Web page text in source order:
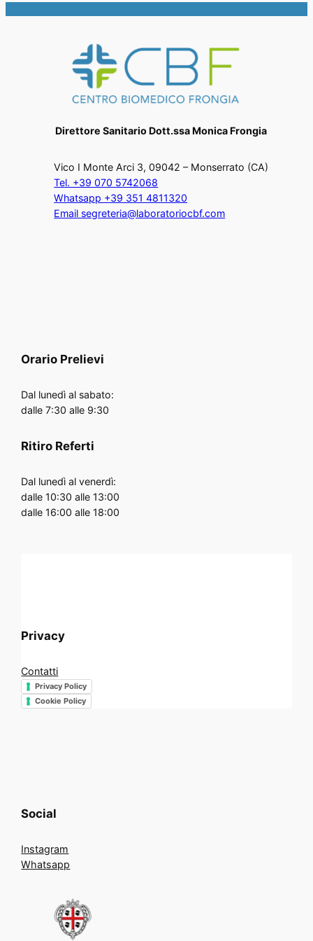
Direttore Sanitario Dott.ssa Monica Frongia
Vico I Monte Arci 3, 09042 – Monserrato (CA)
Tel. +39 070 5742068
Whatsapp +39 351 4811320
Email segreteria@laboratoriocbf.com
Orario Prelievi
Dal lunedì al sabato:
dalle 7:30 alle 9:30
Ritiro Referti
Dal lunedì al venerdì:
dalle 10:30 alle 13:00
dalle 16:00 alle 18:00
Privacy
Contatti
Privacy Policy
Cookie Policy
Social
Instagram
Whatsapp